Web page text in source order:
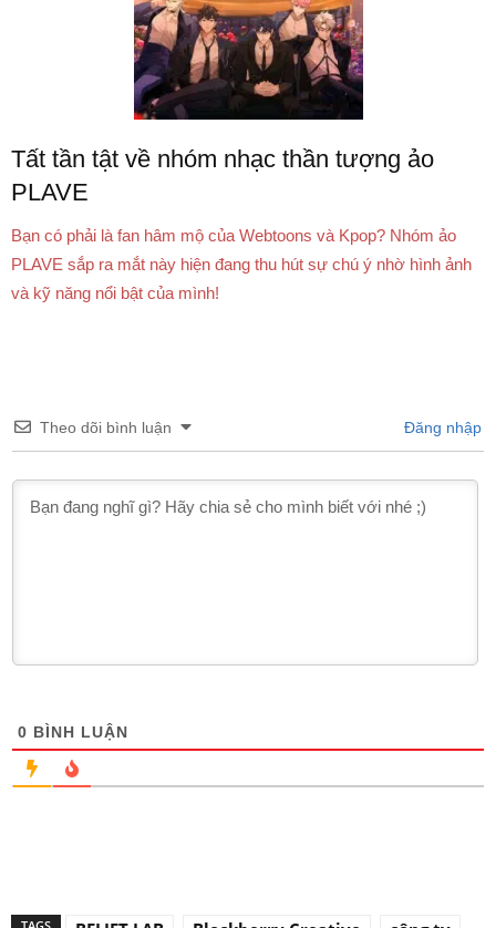
Tất tần tật về nhóm nhạc thần tượng ảo
PLAVE
Bạn có phải là fan hâm mộ của Webtoons và Kpop? Nhóm ảo
PLAVE sắp ra mắt này hiện đang thu hút sự chú ý nhờ hình ảnh
và kỹ năng nổi bật của mình!
Theo dõi bình luận Đăng nhập
0 BÌNH LUẬN